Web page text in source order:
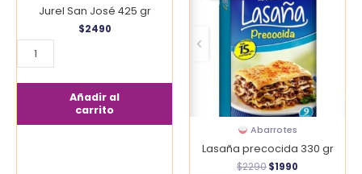
Jurel San José 425 gr
$2490
gr
cantidad
Añadir al
carrito
Abarrotes
Lasaña precocida 330 gr
$2290
$2290.
$1990
$1990.
cantidad